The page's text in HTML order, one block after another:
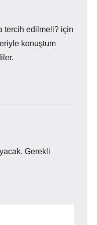
tercih edilmeli? için
konuştum
Gerekli